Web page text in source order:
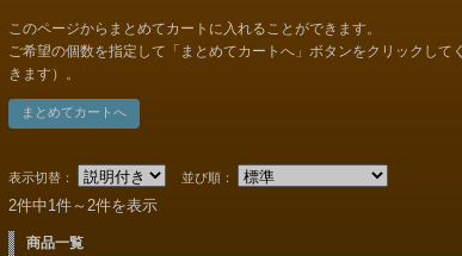
このページからまとめてカートに入れることができます。
ご希望の個数を指定して「まとめてカートへ」ボタンをクリックし
きます）。
表示切替： 並び順：
2件中1件～2件を表示
商品一覧